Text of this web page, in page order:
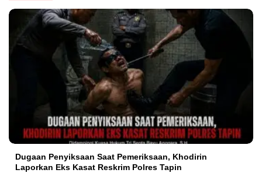
Dugaan Penyiksaan Saat Pemeriksaan, Khodirin
Laporkan Eks Kasat Reskrim Polres Tapin